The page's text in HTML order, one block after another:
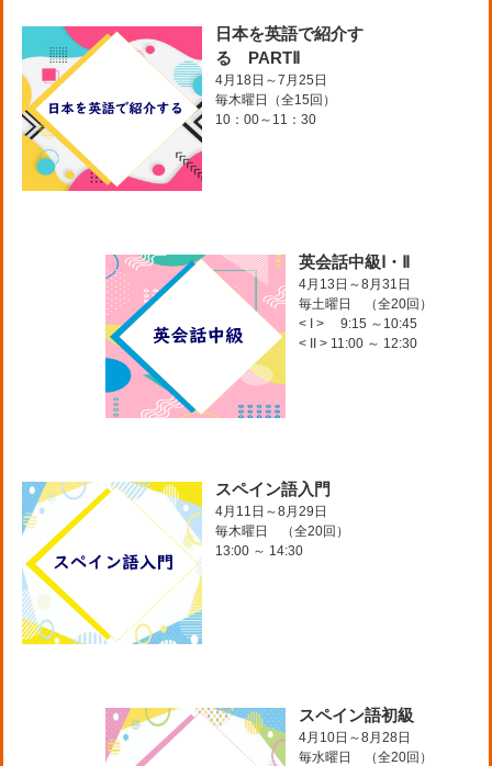
日本を英語で紹介す
る PARTⅡ
4月18日～7月25日
毎木曜日（全15回）
10：00～11：30
英会話中級Ⅰ・Ⅱ
4月13日～8月31日
毎土曜日 （全20回）
< I > 9:15 ～10:45
< II > 11:00 ～ 12:30
スペイン語入門
4月11日～8月29日
毎木曜日 （全20回）
13:00 ～ 14:30
スペイン語初級
4月10日～8月28日
毎水曜日 （全20回）